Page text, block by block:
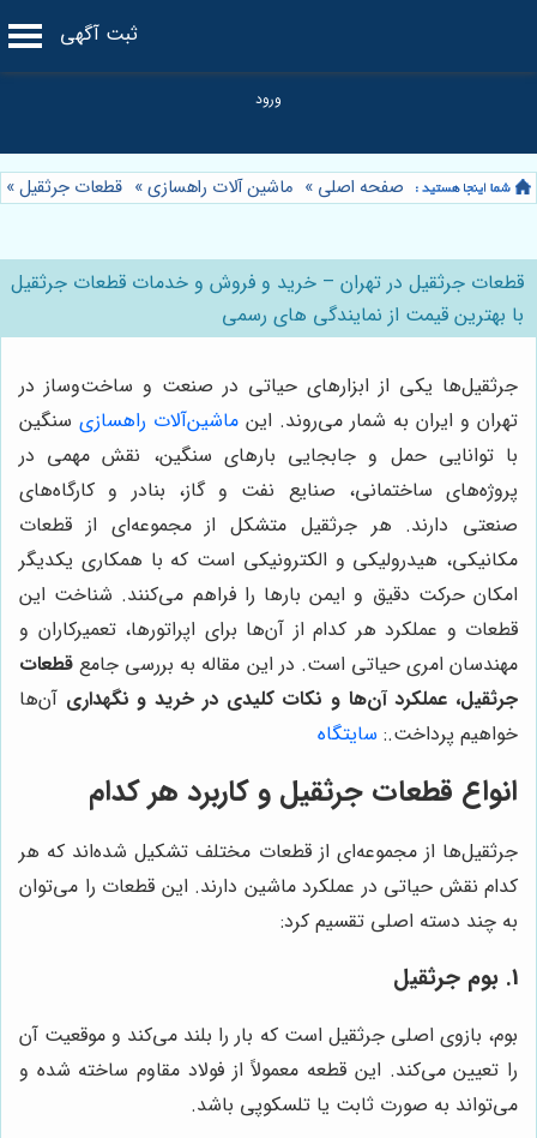
ثبت آگهی
صفحه اصلی » ماشین آلات راهسازی» قطعات جرثقیل»
قطعات جرثقیل در تهران – خرید و فروش و خدمات قطعات جرثقیل
با بهترین قیمت از نمایندگی های رسمی
جرثقیل‌ها یکی از ابزارهای حیاتی در صنعت و ساخت‌وساز در
تهران و ایران به شمار می‌روند. این ماشین‌آلات راهسازی سنگین
با توانایی حمل و جابجایی بارهای سنگین، نقش مهمی در
پروژه‌های ساختمانی، صنایع نفت و گاز، بنادر و کارگاه‌های
صنعتی دارند. هر جرثقیل متشکل از مجموعه‌ای از قطعات
مکانیکی، هیدرولیکی و الکترونیکی است که با همکاری یکدیگر
امکان حرکت دقیق و ایمن بارها را فراهم می‌کنند. شناخت این
قطعات و عملکرد هر کدام از آن‌ها برای اپراتورها، تعمیرکاران و
مهندسان امری حیاتی است. در این مقاله به بررسی جامع قطعات
جرثقیل، عملکرد آن‌ها و نکات کلیدی در خرید و نگهداری آن‌ها
خواهیم پرداخت.: سایتگاه
انواع قطعات جرثقیل و کاربرد هر کدام
جرثقیل‌ها از مجموعه‌ای از قطعات مختلف تشکیل شده‌اند که هر
کدام نقش حیاتی در عملکرد ماشین دارند. این قطعات را می‌توان
به چند دسته اصلی تقسیم کرد:
1. بوم جرثقیل
بوم، بازوی اصلی جرثقیل است که بار را بلند می‌کند و موقعیت آن
را تعیین می‌کند. این قطعه معمولاً از فولاد مقاوم ساخته شده و
می‌تواند به صورت ثابت یا تلسکوپی باشد.